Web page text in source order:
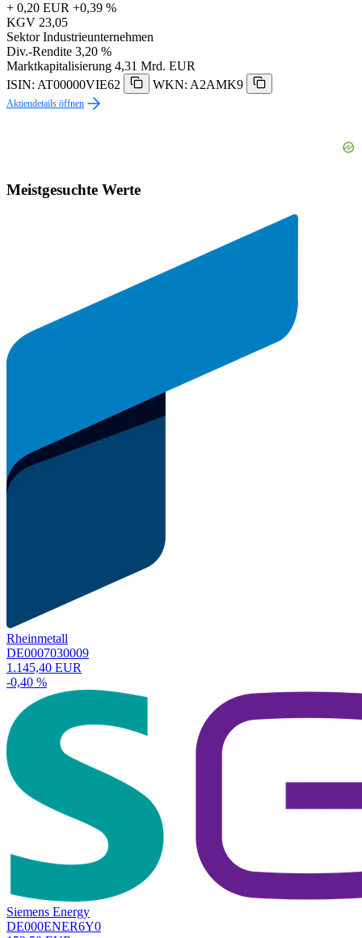
+ 0,20 EUR +0,39 %
KGV 23,05
Sektor Industrieunternehmen
Div.-Rendite 3,20 %
Marktkapitalisierung 4,31 Mrd. EUR
ISIN: AT00000VIE62
WKN: A2AMK9
Aktiendetails öffnen
Meistgesuchte Werte
Rheinmetall
DE0007030009
1.145,40 EUR
-0,40 %
Siemens Energy
DE000ENER6Y0